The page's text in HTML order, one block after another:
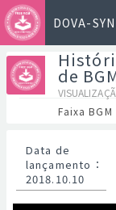
DOVA-
de
Faixa
Data de
lançamento ：
2018.10.10